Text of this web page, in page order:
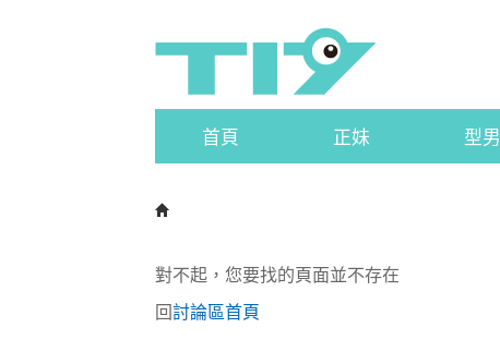
首頁 正妹 型男
對不起，您要找的頁面並不存在
回討論區首頁